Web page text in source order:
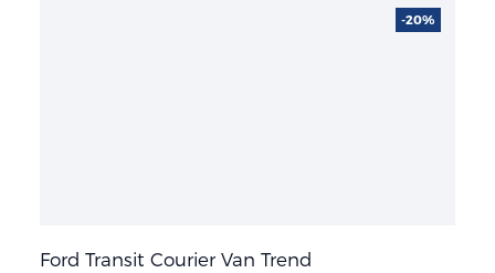
Ford Transit Courier Van Trend
-20%